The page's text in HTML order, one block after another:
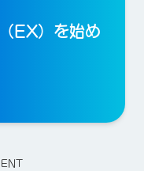
EX）を始め